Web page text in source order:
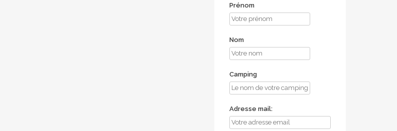
Prénom
Nom
Camping
Adresse mail: